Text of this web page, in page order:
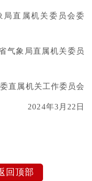
直属机关委员会委
象局直属机关委员
属机关工作委员会
2024年3月22日
回顶部